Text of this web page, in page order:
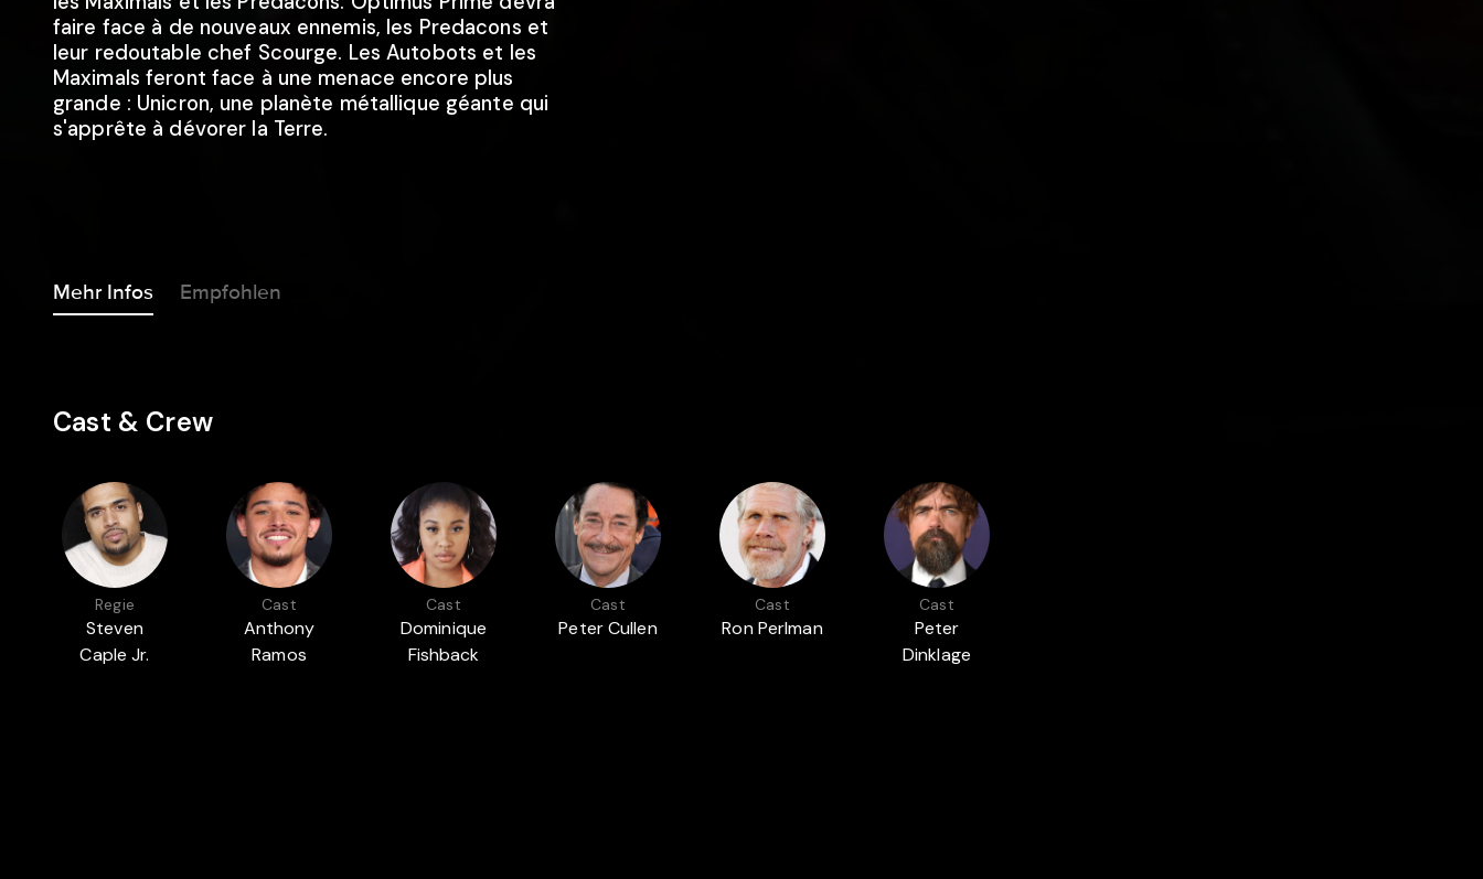
faire face à de nouveaux ennemis, les Predacons et
leur redoutable chef Scourge. Les Autobots et les
Maximals feront face à une menace encore plus
grande : Unicron, une planète métallique géante qui
s'apprête à dévorer la Terre.
Mehr Infos Empfohlen
Cast & Crew
Regie
Steven
Caple Jr.
Cast
Anthony
Ramos
Cast
Dominique
Fishback
Cast
Peter Cullen
Cast
Ron Perlman
Cast
Peter
Dinklage